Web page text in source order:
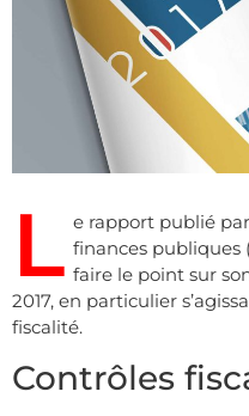
L e rapport publié
finances publiques
faire le point sur
2017, en particulier
fiscalité.
Contrôles